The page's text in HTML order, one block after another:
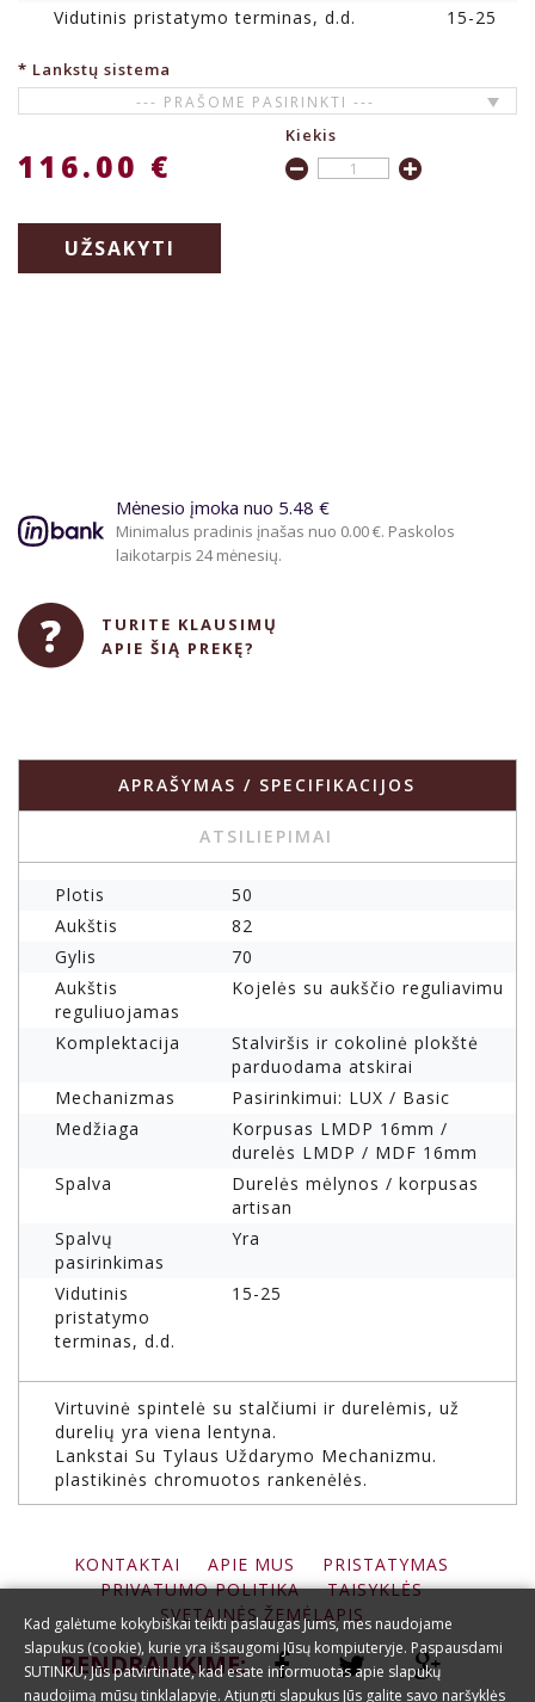
Vidutinis pristatymo terminas, d.d.
15-25
Lankstų sistema
--- PRAŠOME PASIRINKTI ---
116.00 €
Kiekis
UŽSAKYTI
Mėnesio įmoka nuo 5.48 €
Minimalus pradinis įnašas nuo 0.00 €. Paskolos
laikotarpis 24 mėnesių.
TURITE KLAUSIMŲ
APIE ŠIĄ PREKĘ?
APRAŠYMAS / SPECIFIKACIJOS
ATSILIEPIMAI
Plotis
50
Aukštis
82
Gylis
70
Aukštis
reguliuojamas
Kojelės su aukščio reguliavimu
Komplektacija
Stalviršis ir cokolinė plokštė
parduodama atskirai
Mechanizmas
Pasirinkimui: LUX / Basic
Medžiaga
Korpusas LMDP 16mm /
durelės LMDP / MDF 16mm
Spalva
Durelės mėlynos / korpusas
artisan
Spalvų
pasirinkimas
Yra
Vidutinis
pristatymo
terminas, d.d.
15-25
Virtuvinė spintelė su stalčiumi ir durelėmis, už
durelių yra viena lentyna.
Lankstai Su Tylaus Uždarymo Mechanizmu.
plastikinės chromuotos rankenėlės.
KONTAKTAI APIE MUS
PRISTATYMAS
PRIVATUMO POLITIKA
TAISYKLĖS
SVETAINĖS ŽEMĖLAPIS
BENDRAUKIME:
Kad galėtume kokybiškai teikti paslaugas Jums, mes naudojame
slapukus (cookie), kurie yra išsaugomi Jūsų kompiuteryje. Paspausdami
SUTINKU, Jūs patvirtinate, kad esate informuotas apie slapukų
naudojimą mūsų tinklalapyje. Atjungti slapukus Jūs galite savo naršyklės